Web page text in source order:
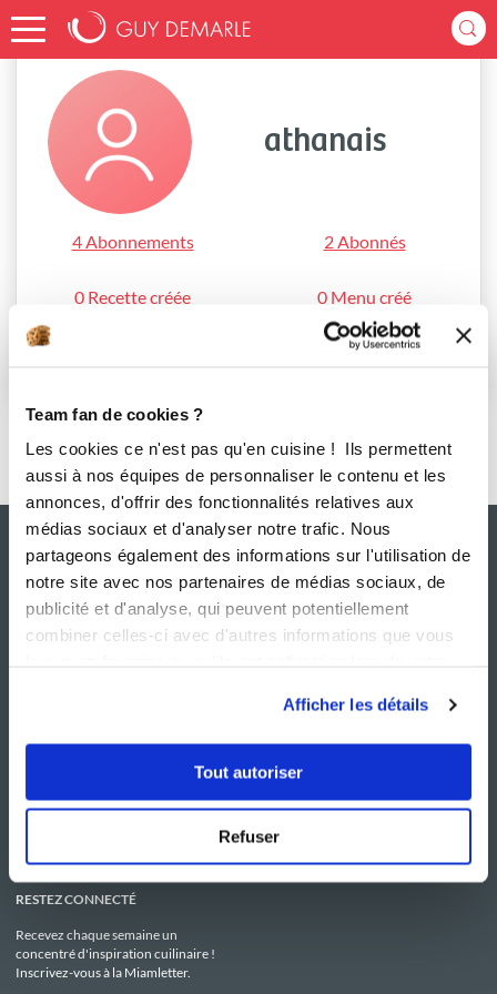
Team fan de cookies ?
Les cookies ce n'est pas qu'en cuisine ! Ils permettent
aussi à nos équipes de personnaliser le contenu et les
annonces, d'offrir des fonctionnalités relatives aux
médias sociaux et d'analyser notre trafic. Nous
partageons également des informations sur l'utilisation de
notre site avec nos partenaires de médias sociaux, de
publicité et d'analyse, qui peuvent potentiellement
combiner celles-ci avec d'autres informations que vous
Afficher les détails
Tout autoriser
Refuser
Accueil athanais
athanais
4 Abonnements 2 Abonnés
0 Recette créée 0 Menu créé
Le Mag'
Boutique
C.G.U
Politique de confidentialité
Utilisation des Cookies
RESTEZ CONNECTÉ
Recevez chaque semaine un
concentré d'inspiration cuilinaire !
Inscrivez-vous à la Miamletter.